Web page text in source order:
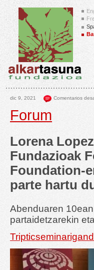
dic 9, 2021 Comentarios
Forum
Lorena
Fundazioak
Foundation-
parte hartu
Abenduaren
partaidetzarekin